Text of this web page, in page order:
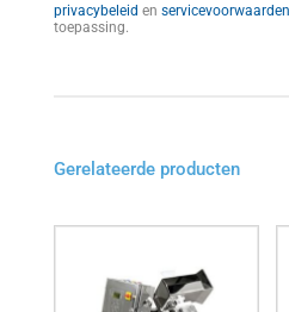
privacybeleid en servicevoorwaarden
toepassing.
Gerelateerde producten